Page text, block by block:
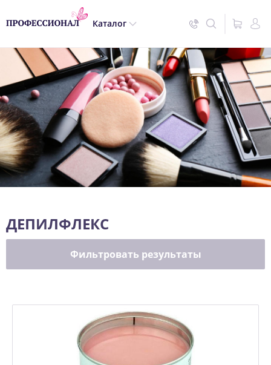
Каталог
ДЕПИЛФЛЕКС
Фильтровать результаты